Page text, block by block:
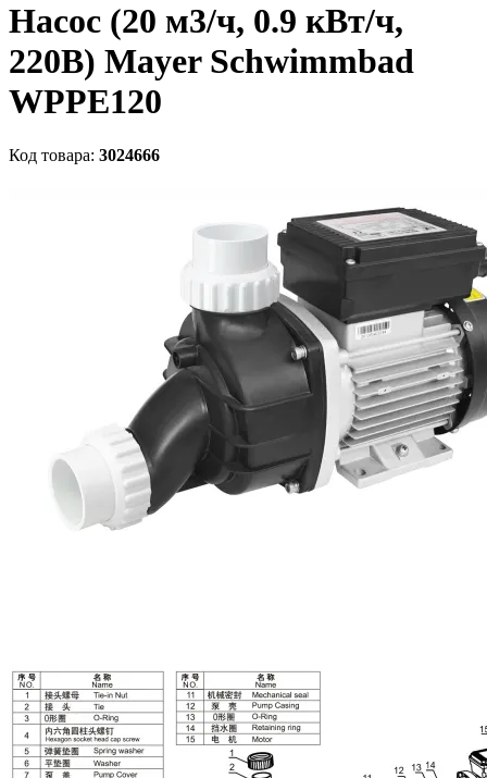
Насос (20 м3/ч, 0.9 кВт/ч,
220В) Mayer Schwimmbad
WPPE120
Код товара: 3024666